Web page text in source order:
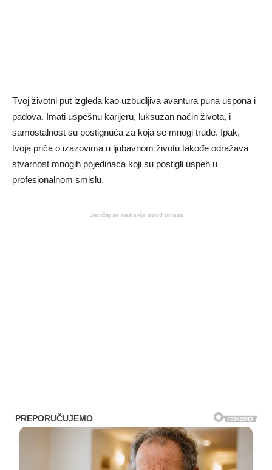
Tvoj životni put izgleda kao uzbudljiva avantura puna uspona i
padova. Imati uspešnu karijeru, luksuzan način života, i
samostalnost su postignuća za koja se mnogi trude. Ipak,
tvoja priča o izazovima u ljubavnom životu takođe odražava
stvarnost mnogih pojedinaca koji su postigli uspeh u
profesionalnom smislu.
Sadržaj se nastavlja ispod oglasa